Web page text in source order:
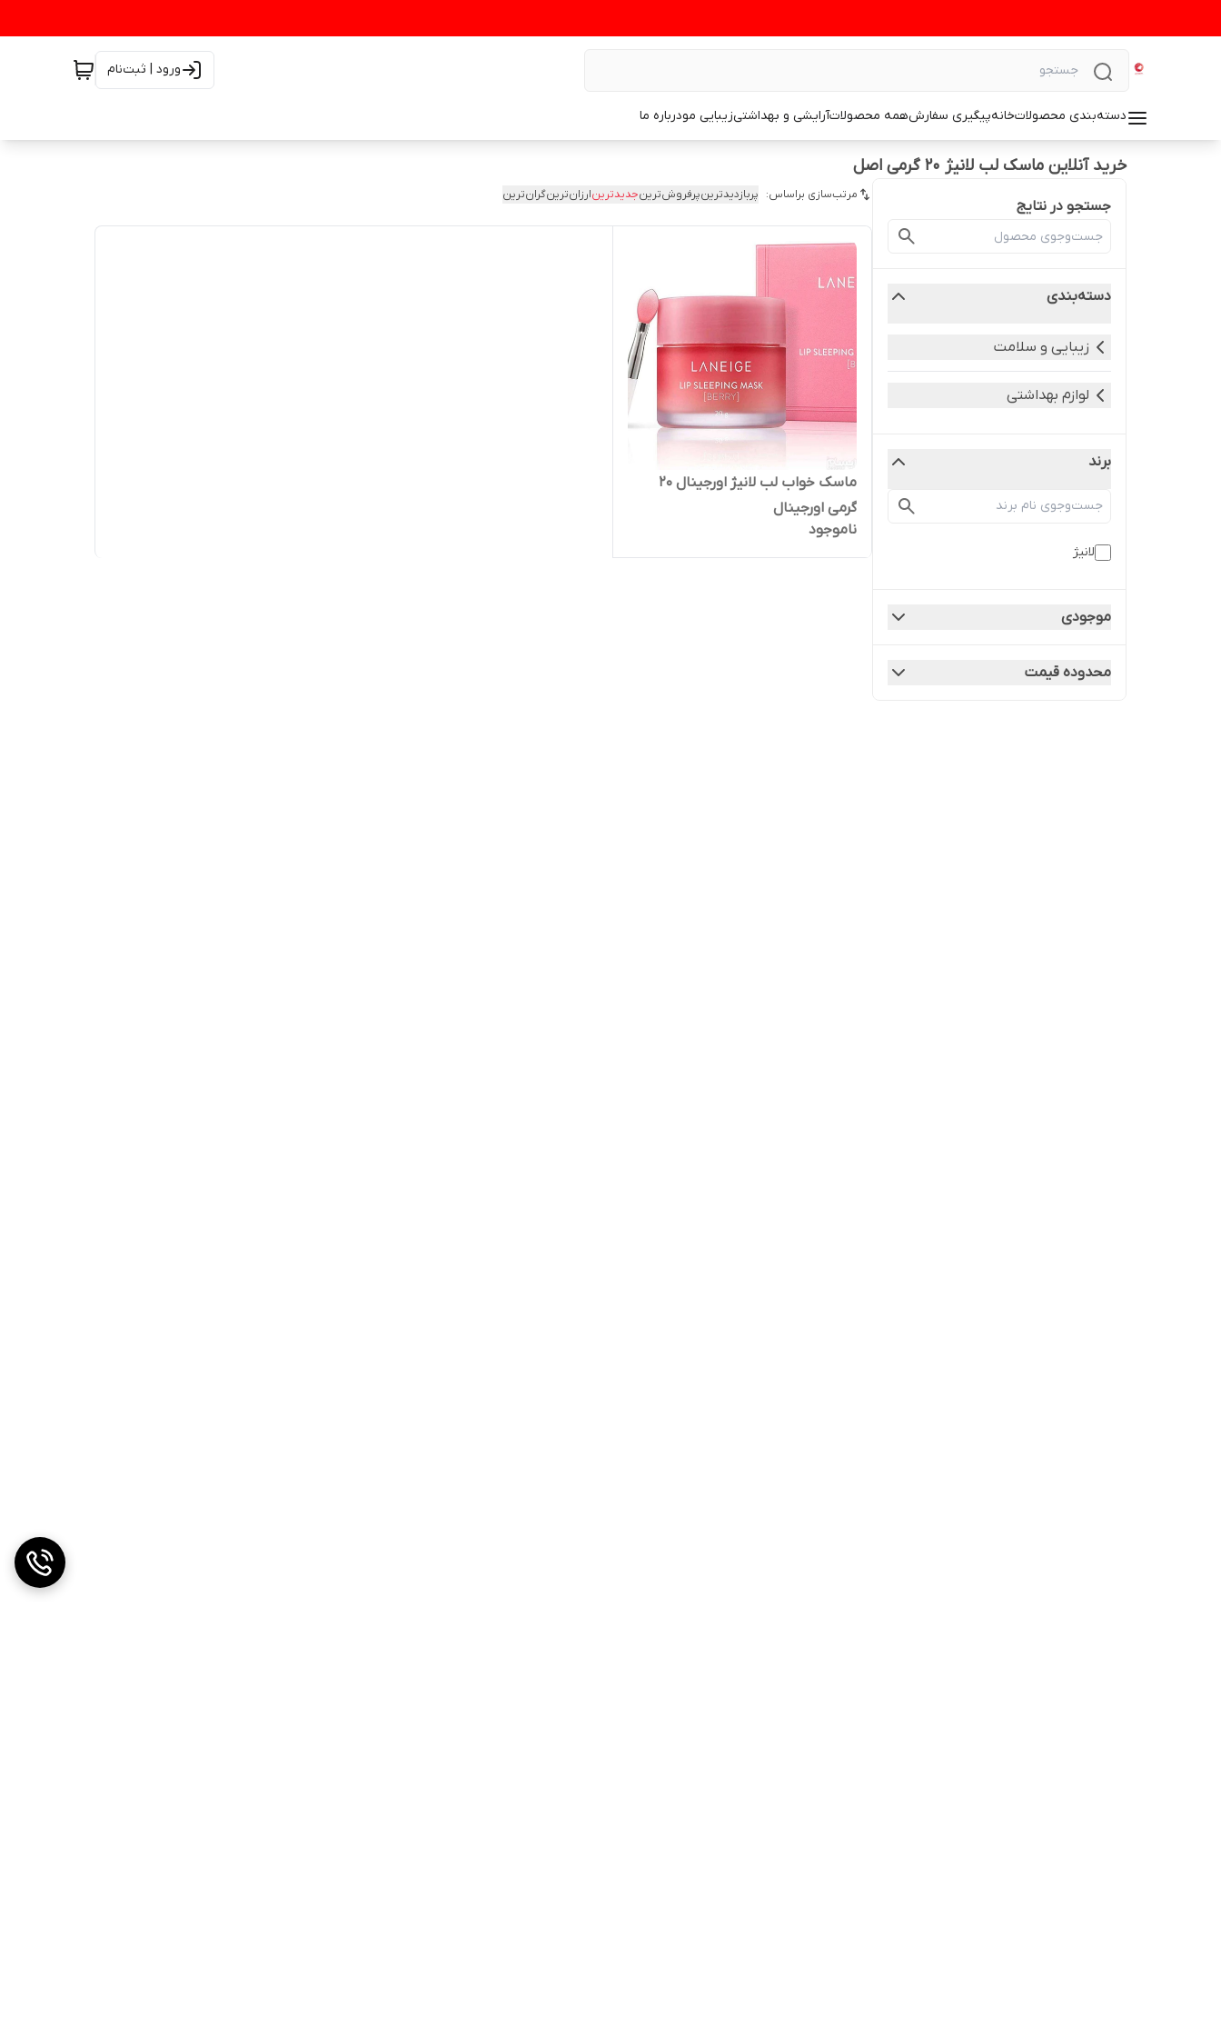
ورود | ثبت‌نام
دسته‌بندی محصولاتخانهپیگیری سفارشهمه محصولاتآرایشی و بهداشتیزیبایی مودرباره ما
خرید آنلاین ماسک لب لانیژ ۲۰ گرمی اصل
جستجو در نتایج
دسته‌بندی
زیبایی و سلامت
لوازم بهداشتی
برند
لانیژ
موجودی
محدوده قیمت
مرتب‌سازی براساس: پربازدیدترینپرفروش‌ترینجدیدترینارزان‌ترینگران‌ترین
ماسک خواب لب لانیژ اورجینال 20
گرمی اورجینال
ناموجود